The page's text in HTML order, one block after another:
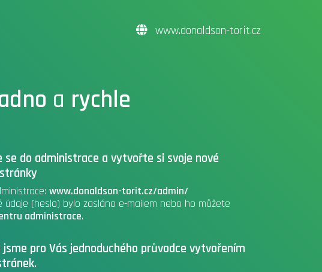
www.donaldson-torit.cz
a rychle
se do administrace a vytvořte si svoje nové
www.donaldson-torit.cz/admin/
údaje (heslo) bylo zasláno e-mailem nebo ho můžete
administrace.
jsme pro Vás jednoduchého průvodce vytvořením